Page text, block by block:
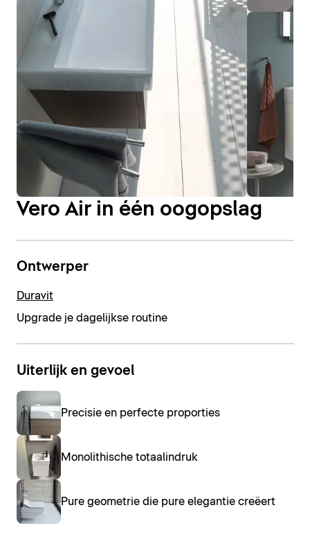
Vero Air in één oogopslag
Ontwerper
Duravit
Upgrade je dagelijkse routine
Uiterlijk en gevoel
Precisie en perfecte proporties
Monolithische totaalindruk
Pure geometrie die pure elegantie creëert